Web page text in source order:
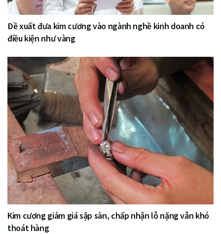
Đề xuất đưa kim cương vào ngành nghề kinh doanh có
điều kiện như vàng
Kim cương giảm giá sập sàn, chấp nhận lỗ nặng vẫn khó
thoát hàng